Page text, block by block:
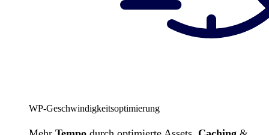
WP-Geschwindigkeitsoptimierung